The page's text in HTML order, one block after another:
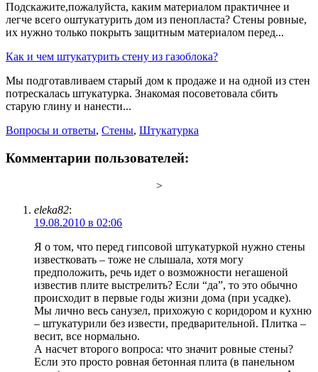
Подскажите,пожалуйста, каким материалом практичнее и
легче всего оштукатурить дом из пенопласта? Стены ровные,
их нужно только покрыть защитным материалом перед...
Как и чем штукатурить стену из газоблока?
Мы подготавливаем старый дом к продаже и на одной из стен
потрескалась штукатурка. Знакомая посоветовала сбить
старую глину и нанести...
Вопросы и ответы, Стены, Штукатурка
Комментарии пользователей:
>
eleka82:
19.08.2010 в 02:06
Я о том, что перед гипсовой штукатуркой нужно стены
известковать – тоже не слышала, хотя могу
предположить, речь идет о возможности негашеной
известив плите выстрелить? Если “да”, то это обычно
происходит в первые годы жизни дома (при усадке).
Мы лично весь санузел, прихожую с коридором и кухню
– штукатурили без извести, предварительной. Плитка –
весит, все нормально.
А насчет второго вопроса: что значит ровные стены?
Если это просто ровная бетонная плита (в панельном